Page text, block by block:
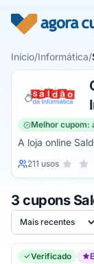
Início/Informática/
Melhor cupom:
A loja online
especializada
marcas, iPhone,
computador
gamer).
211 usosSua
2
1
3 cupons
Ordenar por
Verificado